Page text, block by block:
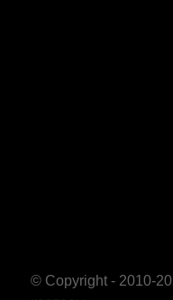
© Copyright - 2010-